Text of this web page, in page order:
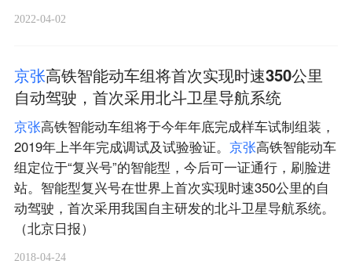
2022-04-02
京张高铁智能动车组将首次实现时速350公里
自动驾驶，首次采用北斗卫星导航系统
京张高铁智能动车组将于今年年底完成样车试制组装，
2019年上半年完成调试及试验验证。 京张高铁智能动车
组定位于“复兴号”的智能型，今后可一证通行，刷脸进
站。智能型复兴号在世界上首次实现时速350公里的自
动驾驶，首次采用我国自主研发的北斗卫星导航系统。
（北京日报）
2018-04-24